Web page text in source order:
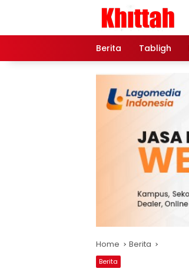
Berita Tabligh
Home Berita
Berita